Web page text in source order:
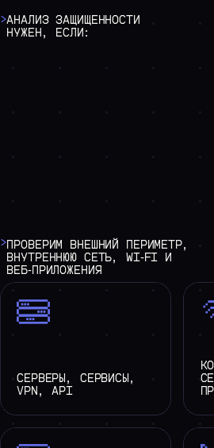
> ВАКАНСИИ
>АНАЛИЗ ЗАЩИЩЕННОСТИ
НУЖЕН, ЕСЛИ:
>ПРОВЕРИМ ВНЕШНИЙ
ПЕРИМЕТР,
ВНУТРЕННЮЮ СЕТЬ, WI‑FI
И
ВЕБ‑ПРИЛОЖЕНИЯ
СЕРВЕРЫ, СЕРВИСЫ,
VPN, API